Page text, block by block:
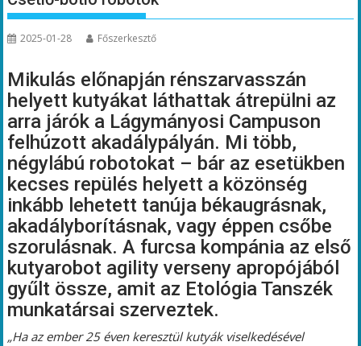
2025-01-28 Főszerkesztő
Mikulás előnapján rénszarvasszán
helyett kutyákat láthattak átrepülni az
arra járók a Lágymányosi Campuson
felhúzott akadálypályán. Mi több,
négylábú robotokat – bár az esetükben
kecses repülés helyett a közönség
inkább lehetett tanúja békaugrásnak,
akadályborításnak, vagy éppen csőbe
szorulásnak. A furcsa kompánia az első
kutyarobot agility verseny apropójából
gyűlt össze, amit az Etológia Tanszék
munkatársai szerveztek.
„Ha az ember 25 éven keresztül kutyák viselkedésével